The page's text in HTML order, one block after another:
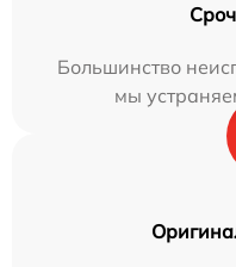
Большинство
мы